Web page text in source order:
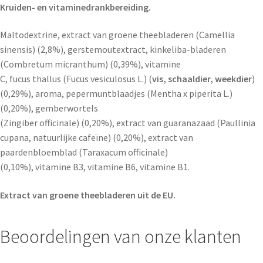
Kruiden- en vitaminedrankbereiding.
Maltodextrine, extract van groene theebladeren (Camellia
sinensis) (2,8%), gerstemoutextract, kinkeliba-bladeren
(Combretum micranthum) (0,39%), vitamine
C, fucus thallus (Fucus vesiculosus L.) (vis, schaaldier, weekdier)
(0,29%), aroma, pepermuntblaadjes (Mentha x piperita L.)
(0,20%), gemberwortels
(Zingiber officinale) (0,20%), extract van guaranazaad (Paullinia
cupana, natuurlijke cafeïne) (0,20%), extract van
paardenbloemblad (Taraxacum officinale)
(0,10%), vitamine B3, vitamine B6, vitamine B1.
Extract van groene theebladeren uit de EU.
Beoordelingen van onze klanten